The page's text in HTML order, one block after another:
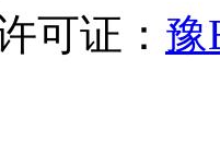
可证： 豫